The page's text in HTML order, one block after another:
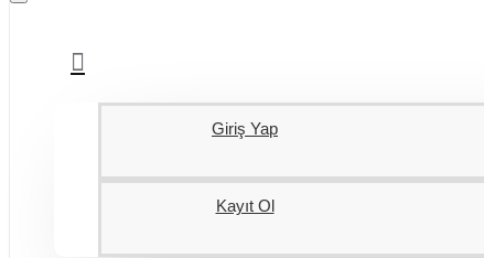
Giriş Yap
Kayıt Ol